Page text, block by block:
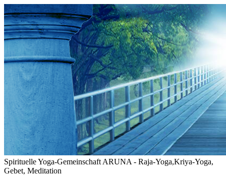
Spirituelle Yoga-Gemeinschaft ARUNA - Raja-Yoga,Kriya-Yoga,
Gebet, Meditation